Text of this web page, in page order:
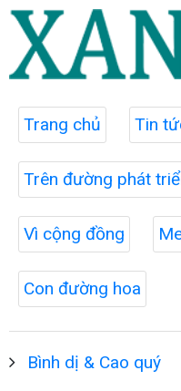
Trang chủ Tin
Trên đường phát
Vì cộng đồng
Con đường hoa
Bình dị & Cao quý